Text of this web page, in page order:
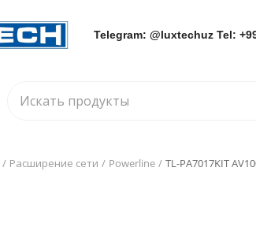
Telegram: @luxtechuz Tel:
Расширение сети Powerline TL-PA7017KIT